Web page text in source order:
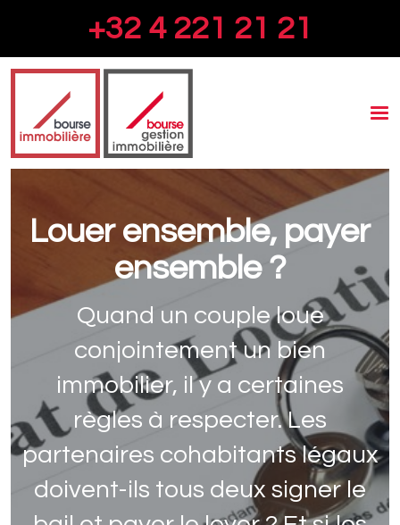
+32 4 221 21 21
Louer ensemble, payer
ensemble ?
Quand un couple loue
conjointement un bien
immobilier, il y a certaines
règles à respecter. Les
partenaires cohabitants légaux
doivent-ils tous deux signer le